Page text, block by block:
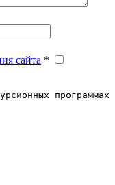
сайта *